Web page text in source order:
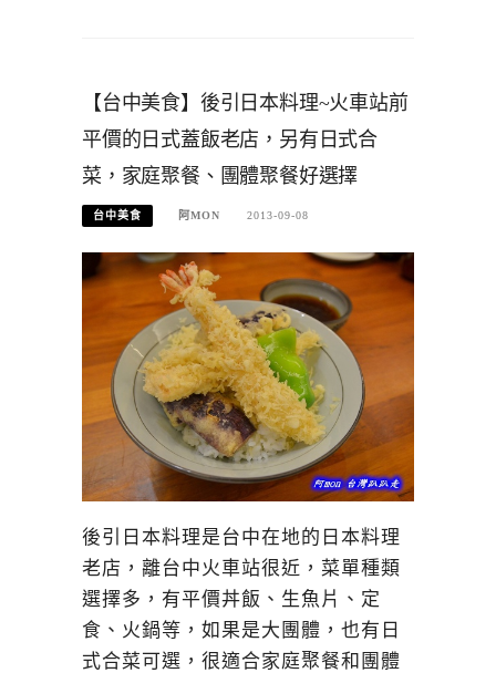
【台中美食】後引日本料理~火車站前
平價的日式蓋飯老店，另有日式合
菜，家庭聚餐、團體聚餐好選擇
台中美食 阿MON 2013-09-08
後引日本料理是台中在地的日本料理
老店，離台中火車站很近，菜單種類
選擇多，有平價丼飯、生魚片、定
食、火鍋等，如果是大團體，也有日
式合菜可選，很適合家庭聚餐和團體